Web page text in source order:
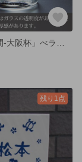
残り1点